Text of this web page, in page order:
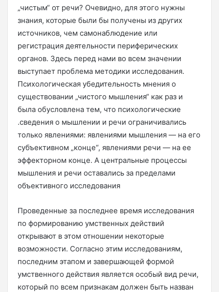
„чистым“ от речи? Очевидно, для этого нужны
знания, которые были бы получены из других
источников, чем самонаблюдение или
регистрация деятельности периферических
органов. Здесь перед нами во всем значении
выступает проблема методики исследования.
Психологическая убедительность мнения о
существовании „чистого мышления“ как раз и
была обусловлена тем, что психологические
.сведения о мышлении и речи ограничивались
только явлениями: явлениями мышления — на его
субъективном „конце“, явлениями речи — на ее
эффекторном конце. А центральные процессы
мышления и речи оставались за пределами
объективного исследования
Проведенные за последнее время исследования
по формированию умственных действий
открывают в этом отношении некоторые
возможности. Согласно этим исследованиям,
последним этапом и завершающей формой
умственного действия является особый вид речи,
который по всем признакам должен быть назван